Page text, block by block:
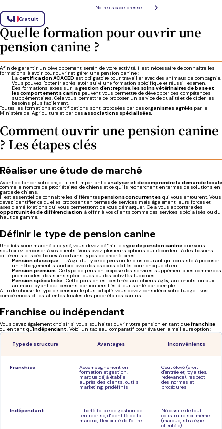
Notre espace presse
Gratuit
proposées pour les entreprises du secteur animal. De
nombreuses régions ou municipalités contribuent grandement au développement des
entreprises locales en proposant diverses aides financières.
Quelle formation pour ouvrir une
pension canine ?
Afin de garantir un développement serein de votre activité, il est nécessaire de connaître les
formations à avoir pour ouvrir et gérer une pension canine :
La certification ACACED est obligatoire pour travailler avec des animaux de compagnie.
Vous pouvez l'obtenir après avoir suivi une formation spécifique et réussi l'examen.
Des formations axées sur lagestion d'entreprise, les soins vétérinaires de base et
les comportements caninspeuvent vous permettre de développer des compétences
supplémentaires. Cela vous permettra de proposer un service de qualité et de cibler les
besoins plus facilement.
Toutes les formations et certifications sont proposées par desorganismes agrééspar le
Ministère de l'Agriculture et par des associations spécialisées.
Comment ouvrir une pension canine
? Les étapes clés
Réaliser une étude de marché
Avant de lancer votre projet, il est important d'analyser et de comprendre la demande locale
comme le nombre de propriétaires de chiens et ce qu'ils recherchent en termes de solutions en
garde de chiens.
Il est essentiel de connaître les différentespensions concurrentesqui vous entourent. Vous
devez identifier ce qu'elles proposent en termes de services mais également leurs forces et
axes d'améliorations qui vous permettront de vous démarquer. Cela vous apportera des
opportunités de différenciation à offrir à vos clients comme des services spécialisés ou du
haut de gamme.
Définir le type de pension canine
Une fois votre marché analysé, vous devez définir le type de pension canine que vous
souhaitez proposer à vos clients. Vous avez plusieurs options qui répondent à des besoins
différents et spécifiques à certains types de propriétaires :
Pension classique: Il s'agit du type de pension le plus courant qui consiste à proposer
un hébergement standard avec des espaces dédiés pour chaque chien.
Pension premium: Ce type de pension propose des services supplémentaires comme des
promenades, des soins spécifiques ou des activités ludiques.
Pension spécialisée: Cette pension est destinée aux chiens âgés, aux chiots, ou aux
animaux ayant des besoins particuliers liés à leur santé par exemple.
Afin de choisir le type de pension le plus adapté, vous devez considérer votre budget, vos
compétences et les attentes locales des propriétaires canins.
Franchise ou indépendant
Vous devez également choisir si vous souhaitez ouvrir votre pension en tant quefranchise
ou en tant qu'indépendant. Voici un tableau comparatif pour évaluer la meilleure option :
Type de structure Avantages Inconvénients
Franchise Accompagnement en
formation et gestion,
marque déjà établie
auprès des clients, outils
marketing prédéfinis
Coût élevé (droit
d'entrée et royalties,
redevance), respect
des normes et
procédures
Indépendant Liberté totale de gestion de
l'entreprise, d'identité de la
marque, flexibilité de l'offre
Nécessite de tout
construire soi-même
(marque, stratégie,
clientèle)